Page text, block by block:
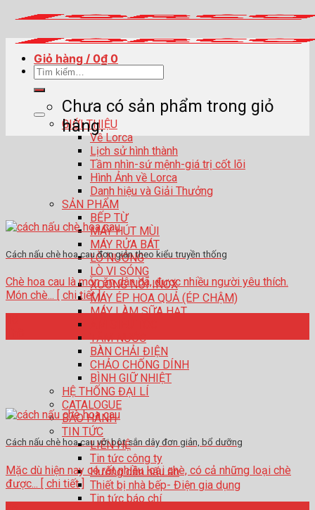
content
Tìm
kiếm:
GIỚI THIỆU
Về Lorca
Lịch sử hình thành
Tầm nhìn-sứ mệnh-giá trị cốt lõi
Hình Ảnh về Lorca
Danh hiệu và Giải Thưởng
SẢN PHẨM
BẾP TỪ
MÁY HÚT MÙI
MÁY RỬA BÁT
LÒ NƯỚNG
LÒ VI SÓNG
XOONG NỒI INOX
MÁY ÉP HOA QUẢ (ÉP CHẬM)
MÁY LÀM SỮA HẠT
TĂM NƯỚC
BÀN CHẢI ĐIỆN
CHẢO CHỐNG DÍNH
BÌNH GIỮ NHIỆT
HỆ THỐNG ĐẠI LÍ
CATALOGUE
BẢO HÀNH
TIN TỨC
LIÊN HỆ
Tin tức công ty
Hướng dẫn nấu ăn
Thiết bị nhà bếp- Điện gia dụng
Tin tức báo chí
Giỏ hàng / 0₫ 0
Chưa có sản phẩm trong giỏ
hàng.
Cách nấu chè hoa cau đơn giản theo kiểu truyền thống
Chè hoa cau là món ăn dân dã, được nhiều người yêu thích.
Món chè... [ chi tiết ]
Cách nấu chè hoa cau với bột sắn dây đơn giản, bổ dưỡng
Mặc dù hiện nay có rất nhiều loại chè, có cả những loại chè
được... [ chi tiết ]